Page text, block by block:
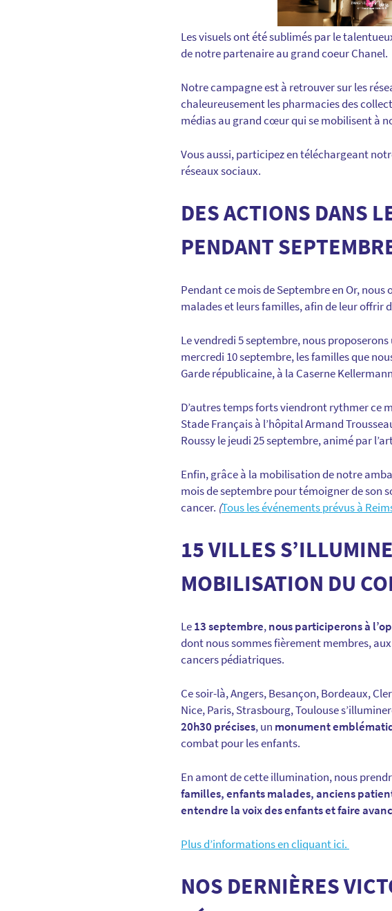
Les visuels ont été sublimés par le
de notre partenaire au grand coeur Chanel.
Notre campagne est à retrouver sur les
chaleureusement les pharmacies des
médias au grand cœur qui se mobilisent à
Vous aussi, participez en téléchargeant
réseaux sociaux.
DES ACTIONS DANS
PENDANT
Pendant ce mois de Septembre en Or,
malades et leurs familles, afin de leur offrir
Le vendredi 5 septembre, nous
mercredi 10 septembre, les familles que
Garde républicaine, à la Caserne
D’autres temps forts viendront rythmer ce
Stade Français à l’hôpital Armand
Roussy le jeudi 25 septembre, animé par
Enfin, grâce à la mobilisation de notre
mois de septembre pour témoigner de son
cancer. (Tous les événements prévus à
15 VILLES
MOBILISATION DU
Le13 septembre,nous participerons à
dont nous sommes fièrement membres,
cancers pédiatriques.
Ce soir-là, Angers, Besançon, Bordeaux,
Nice, Paris, Strasbourg, Toulouse
20h30 précises, un monument
combat pour les enfants.
En amont de cette illumination, nous
familles, enfants malades, anciens
entendre la voix des enfants et faire
Plus d’informations en cliquant ici.
NOS DERNIÈRES